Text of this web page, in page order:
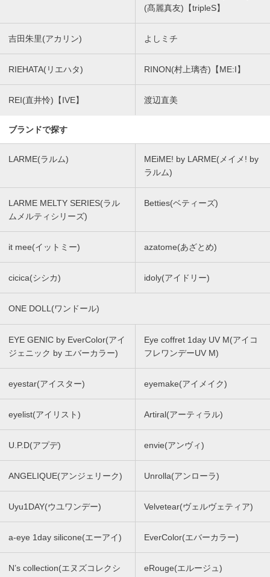
(髙麗真友)【tripleS】
吉田朱里(アカリン) よしミチ
RIEHATA(リエハタ) RINON(村上璃杏)【ME:I】
REI(直井怜)【IVE】 渡辺直美
ブランドで探す
LARME(ラルム)
MEiME! by LARME(メイメ! by
ラルム)
LARME MELTY SERIES(ラル
ムメルティシリーズ)
Betties(ベティーズ)
it mee(イットミー) azatome(あざとめ)
cicica(シシカ) idoly(アイドリー)
ONE DOLL(ワンドール)
EYE GENIC by EverColor(アイ
ジェニック by エバーカラー)
Eye coffret 1day UV M(アイコ
フレワンデーUV M)
eyestar(アイスター) eyemake(アイメイク)
eyelist(アイリスト) Artiral(アーティラル)
U.P.D(アプデ) envie(アンヴィ)
ANGELIQUE(アンジェリーク) Unrolla(アンローラ)
Uyu1DAY(ウユワンデー) Velvetear(ヴェルヴェティア)
a-eye 1day silicone(エーアイ) EverColor(エバーカラー)
N’s collection(エヌズコレクシ
eRouge(エルージュ)